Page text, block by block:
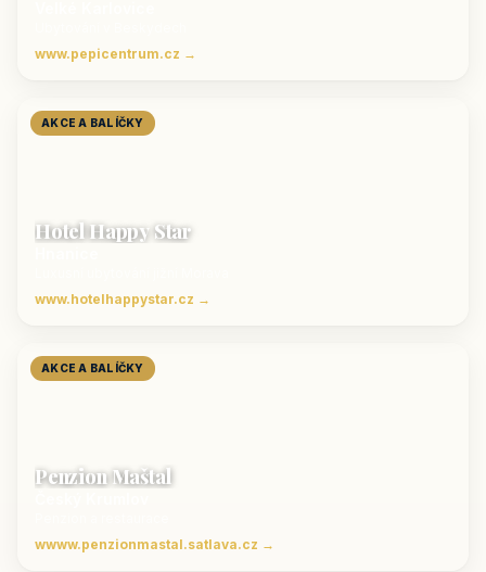
www.pepicentrum.cz →
AKCE A BALÍČKY
Hotel Happy Star
www.hotelhappystar.cz →
AKCE A BALÍČKY
Penzion Maštal
wwww.penzionmastal.satlava.cz →